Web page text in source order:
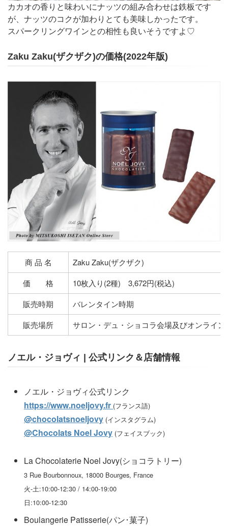
カカオの香りと味わいにナッツの組み合わせは鉄板です
が、ナッツのコクが加わりとても美味しかったです。
スパークリングワインとの相性も良いそうですよ♡
Zaku Zaku(ザクザク)の価格(2022年版)
商 品 名
Zaku Zaku(ザクザク)
価 格
10枚入り(2種) 3,672円(税込)
販売時期
バレンタイン時期
販売場所
サロン・デュ・ショコラ会場及びオンライン
ノエル・ジョヴィ | 公式リンク＆店舗情報
ノエル・ジョヴィ公式リンク
https://www.noeljovy.fr (フランス語)
@chocolatsnoeljovy (インスタグラム)
@Chocolats Noel Jovy (フェイスブック)
La Chocolaterie Noel Jovy(ショコラトリー)
3 Rue Bourbonnoux, 18000 Bourges, France
火-土:10:00-12:30 / 14:00-19:00
日:10:00-12:30
Boulangerie Patisserie(パン･菓子)